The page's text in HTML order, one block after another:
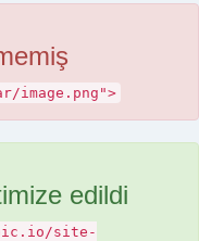
image.png">
edildi
site-